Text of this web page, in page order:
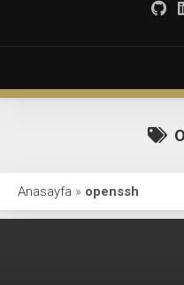
Hakkımda-eski
Anasayfa » openssh